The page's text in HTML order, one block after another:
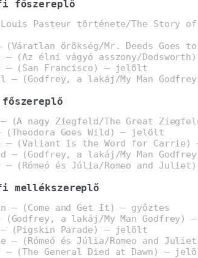
főszereplő
Pasteur története/The Story
(Váratlan örökség/Mr. Deeds Goes
– (Az élni vágyó asszony/
– (San Francisco) – jelölt
– (Godfrey, a lakáj/My Man
(A nagy Ziegfeld/The Great
(Theodora Goes Wild) – jelölt
– (Valiant Is the Word for
– (Godfrey, a lakáj/My Man
– (Rómeó és Júlia/Romeo and
mellékszereplő
– (Come and Get It) – győztes
(Godfrey, a lakáj/My Man
(Pigskin Parade) – jelölt
– (Rómeó és Júlia/Romeo and
– (The General Died at Dawn) –